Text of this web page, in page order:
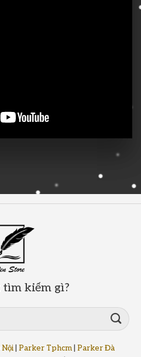
tìm kiếm gì?
| Parker Tphcm| Parker Đà